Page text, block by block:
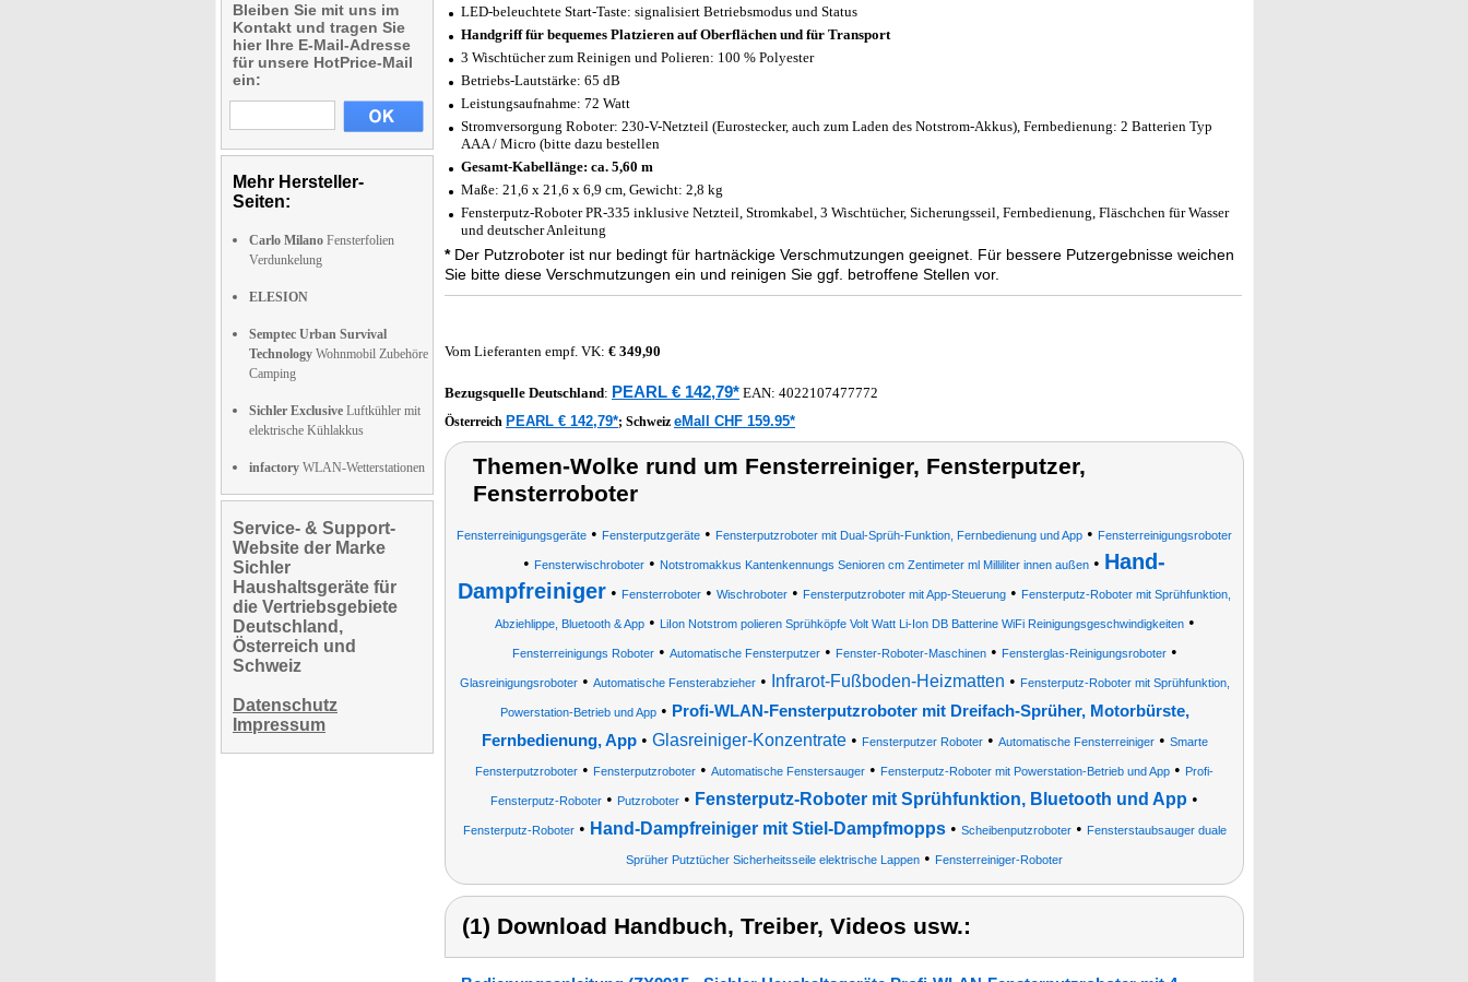
Bleiben Sie mit uns im
Kontakt und tragen Sie
hier Ihre E-Mail-Adresse
für unsere HotPrice-Mail
ein:
Mehr Hersteller-
Seiten:
Carlo Milano Fensterfolien
Verdunkelung
ELESION
Semptec Urban Survival
Technology Wohnmobil Zubehöre
Camping
Sichler Exclusive Luftkühler mit
elektrische Kühlakkus
infactory WLAN-Wetterstationen
Service- & Support-
Website der Marke
Sichler
Haushaltsgeräte für
die Vertriebsgebiete
Deutschland,
Österreich und
Schweiz
Datenschutz
Impressum
LED-beleuchtete Start-Taste: signalisiert Betriebsmodus und Status
Handgriff für bequemes Platzieren auf Oberflächen und für Transport
3 Wischtücher zum Reinigen und Polieren: 100 % Polyester
Betriebs-Lautstärke: 65 dB
Leistungsaufnahme: 72 Watt
Stromversorgung Roboter: 230-V-Netzteil (Eurostecker, auch zum Laden des Notstrom-Akkus), Fernbedienung: 2 Batterien Typ
AAA / Micro (bitte dazu bestellen
Gesamt-Kabellänge: ca. 5,60 m
Maße: 21,6 x 21,6 x 6,9 cm, Gewicht: 2,8 kg
Fensterputz-Roboter PR-335 inklusive Netzteil, Stromkabel, 3 Wischtücher, Sicherungsseil, Fernbedienung, Fläschchen für Wasser
und deutscher Anleitung
*Der Putzroboter ist nur bedingt für hartnäckige Verschmutzungen geeignet. Für bessere Putzergebnisse weichen
Sie bitte diese Verschmutzungen ein und reinigen Sie ggf. betroffene Stellen vor.
Vom Lieferanten empf. VK: € 349,90
Bezugsquelle Deutschland: PEARL € 142,79* EAN: 4022107477772
Österreich PEARL € 142,79*; Schweiz eMall CHF 159.95*
Themen-Wolke rund um Fensterreiniger, Fensterputzer,
Fensterroboter
Fensterreinigungsgeräte • Fensterputzgeräte • Fensterputzroboter mit Dual-Sprüh-Funktion, Fernbedienung und App • Fensterreinigungsroboter
• Fensterwischroboter • Notstromakkus Kantenkennungs Senioren cm Zentimeter ml Milliliter innen außen • Hand-
Dampfreiniger • Fensterroboter • Wischroboter • Fensterputzroboter mit App-Steuerung • Fensterputz-Roboter mit Sprühfunktion,
Abziehlippe, Bluetooth & App• LiIon Notstrom polieren Sprühköpfe Volt Watt Li-Ion DB Batterine WiFi Reinigungsgeschwindigkeiten•
Fensterreinigungs Roboter• Automatische Fensterputzer• Fenster-Roboter-Maschinen• Fensterglas-Reinigungsroboter•
Glasreinigungsroboter• Automatische Fensterabzieher• Infrarot-Fußboden-Heizmatten • Fensterputz-Roboter mit Sprühfunktion,
Powerstation-Betrieb und App• Profi-WLAN-Fensterputzroboter mit Dreifach-Sprüher, Motorbürste,
Fernbedienung, App• Glasreiniger-Konzentrate• Fensterputzer Roboter• Automatische Fensterreiniger• Smarte
Fensterputzroboter • Fensterputzroboter • Automatische Fenstersauger • Fensterputz-Roboter mit Powerstation-Betrieb und App • Profi-
Fensterputz-Roboter • Putzroboter • Fensterputz-Roboter mit Sprühfunktion, Bluetooth und App •
Fensterputz-Roboter• Hand-Dampfreiniger mit Stiel-Dampfmopps• Scheibenputzroboter• Fensterstaubsauger duale
Sprüher Putztücher Sicherheitsseile elektrische Lappen • Fensterreiniger-Roboter
(1) Download Handbuch, Treiber, Videos usw.: